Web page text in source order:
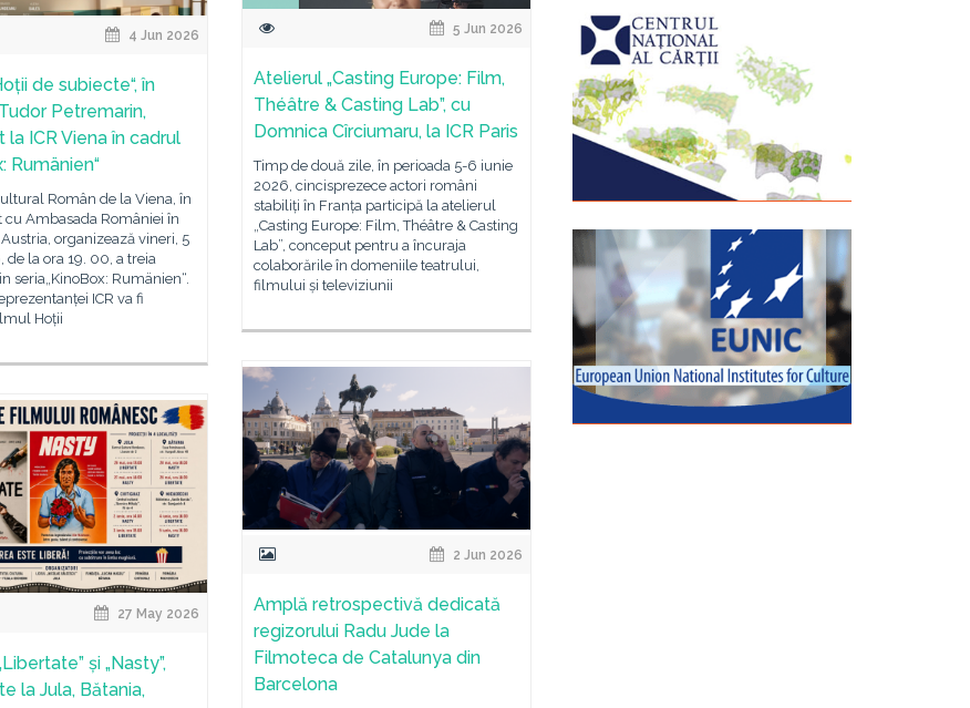
5 Jun 2026
Atelierul „Casting Europe: Film,
Théâtre & Casting Lab”, cu
Domnica Cîrciumaru, la ICR Paris
Timp de două zile, în perioada 5-6 iunie
2026, cincisprezece actori români
stabiliți în Franța participă la atelierul
„Casting Europe: Film, Théâtre & Casting
Lab”, conceput pentru a încuraja
colaborările în domeniile teatrului,
filmului și televiziunii
4 Jun 2026
de subiecte“, în
Petremarin,
ICR Viena în cadrul
Rumänien“
Român de la Viena, în
cu Ambasada României în
organizează vineri, 5
de la ora 19. 00, a treia
seria„KinoBox: Rumänien“.
ICR va fi
Hoții
2 Jun 2026
Amplă retrospectivă dedicată
regizorului Radu Jude la
Filmoteca de Catalunya din
Barcelona
27 May 2026
și „Nasty”,
la Jula, Bătania,